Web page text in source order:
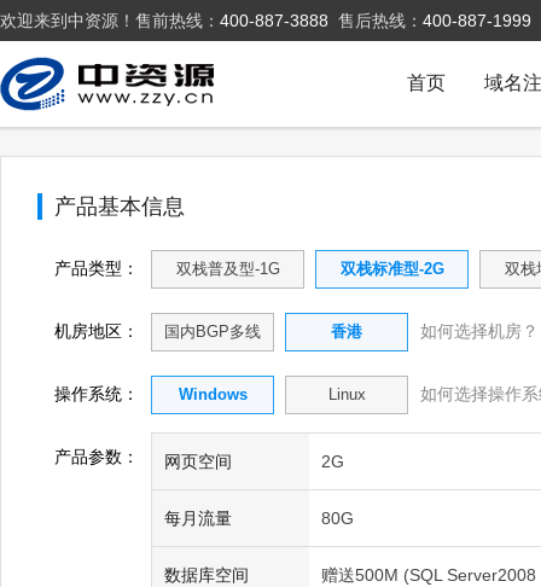
欢迎来到中资源！售前热线： 400-887-3888 售后热线： 400-887-1999
域名
首页
产品基本信息
产品类型： 双栈普及型-1G 双栈标准型-2G 双栈
机房地区： 国内BGP多线 香港 如何选择机房？
操作系统： Windows Linux 如何选择操作
产品参数： 网页空间 2G
每月流量 80G
数据库空间 赠送500M (SQL